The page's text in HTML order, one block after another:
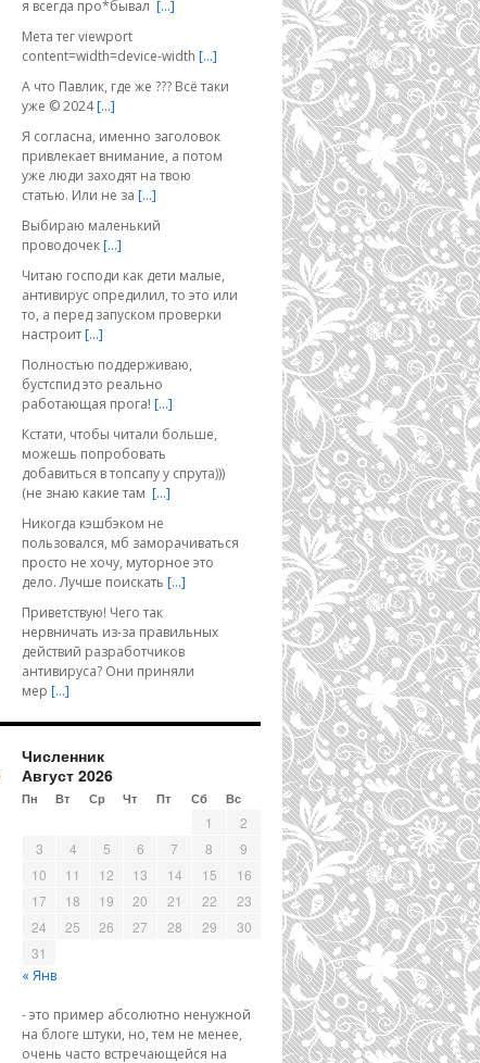
я всегда про*бывал […]
Мета тег viewport
content=width=device-width […]
А что Павлик, где же ??? Всё таки
уже © 2024[…]
Я согласна, именно заголовок
привлекает внимание, а потом
уже люди заходят на твою
статью. Или не за […]
Выбираю маленький
проводочек[…]
Читаю господи как дети малые,
антивирус опредилил, то это или
то, а перед запуском проверки
настроит[…]
Полностью поддерживаю,
бустспид это реально
работающая прога! […]
Кстати, чтобы читали больше,
можешь попробовать
добавиться в топсапу у спрута)))
(не знаю какие там […]
Никогда кэшбэком не
пользовался, мб заморачиваться
просто не хочу, муторное это
дело. Лучше поискать […]
Приветствую! Чего так
нервничать из-за правильных
действий разработчиков
антивируса? Они приняли
мер […]
Численник
Август 2026
Пн Вт Ср Чт Пт Сб Вс
1
2
3
4 5 6 7 8
9
10
11 12 13 14 15
16
17
18 19 20 21 22
23
24
25 26 27 28 29
30
31
« Янв
- это пример абсолютно ненужной
на блоге штуки, но, тем не менее,
очень часто встречающейся на